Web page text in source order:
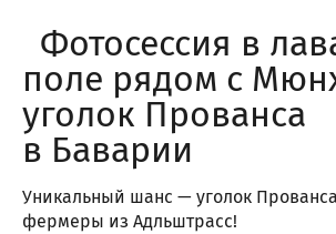
Фотосессия в
поле рядом с
уголок Прованса
в Баварии
Уникальный шанс — уголок
фермеры из Адльштрасс!